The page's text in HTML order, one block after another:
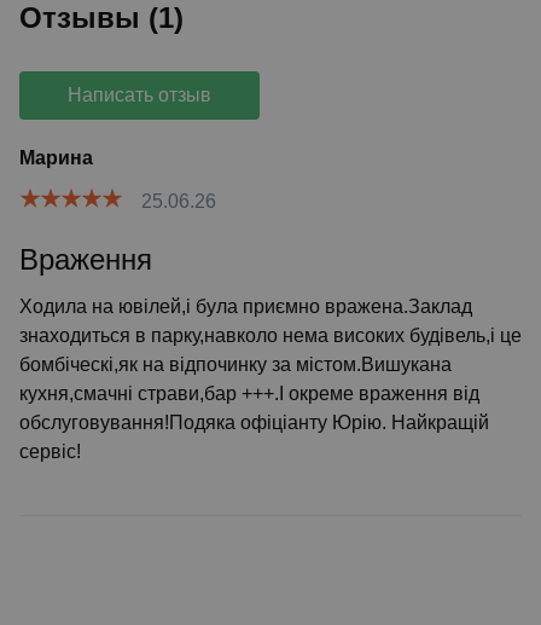
Отзывы (1)
Написать отзыв
Марина
25.06.26
Враження
Ходила на ювілей,і була приємно вражена.Заклад
знаходиться в парку,навколо нема високих будівель,і це
бомбіческі,як на відпочинку за містом.Вишукана
кухня,смачні страви,бар +++.І окреме враження від
обслуговування!Подяка офіціанту Юрію. Найкращій
сервіс!